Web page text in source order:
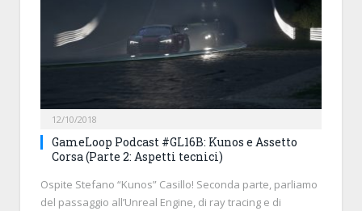
12/10/2018
GameLoop Podcast #GL16B: Kunos e Assetto
Corsa (Parte 2: Aspetti tecnici)
Ospite Stefano “Kunos” Casillo! Seconda parte, parliamo
del passaggio all’Unreal Engine, di ray tracing e di